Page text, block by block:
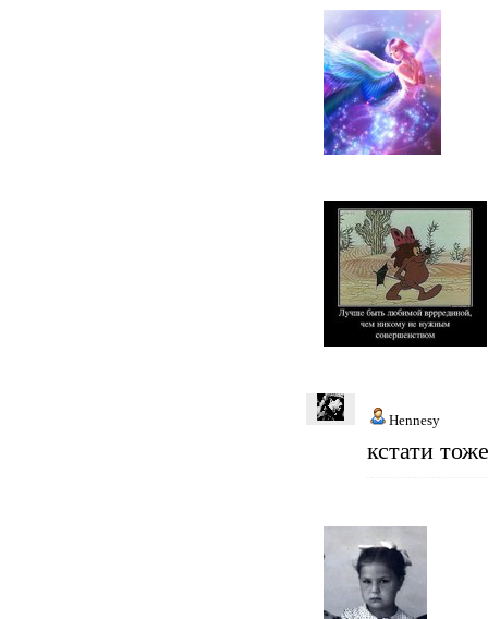
Hennesy
кстати